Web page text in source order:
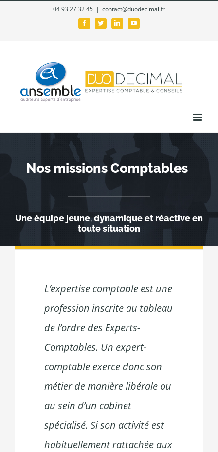
04 93 27 32 45 | contact@duodecimal.fr
FacebookTwitterLinkedInYouTube
Nos missions Comptables
Une équipe jeune, dynamique et réactive en
toute situation
L’expertise comptable est une
profession inscrite au tableau
de l’ordre des Experts-
Comptables. Un expert-
comptable exerce donc son
métier de manière libérale ou
au sein d’un cabinet
spécialisé. Si son activité est
habituellement rattachée aux